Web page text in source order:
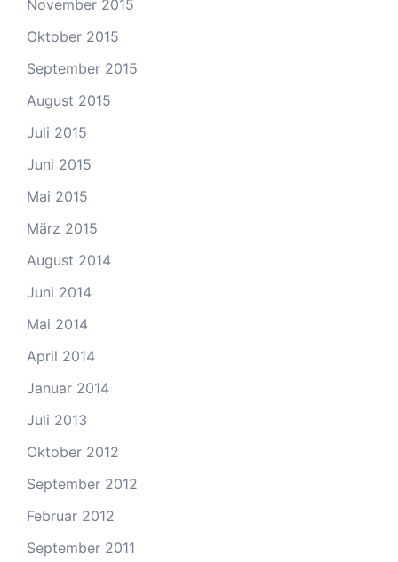
November 2015
Oktober 2015
September 2015
August 2015
Juli 2015
Juni 2015
Mai 2015
März 2015
August 2014
Juni 2014
Mai 2014
April 2014
Januar 2014
Juli 2013
Oktober 2012
September 2012
Februar 2012
September 2011